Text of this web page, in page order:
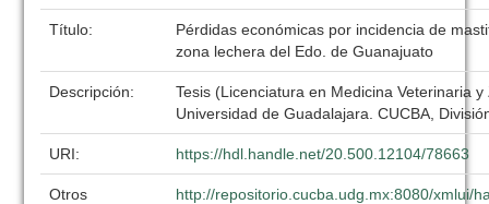
Título:
Pérdidas económicas por incidencia de
zona lechera del Edo. de Guanajuato
Descripción:
Tesis (Licenciatura en Medicina Veterinaria
Universidad de Guadalajara. CUCBA,
URI: https://hdl.handle.net/20.500.12104/78663
Otros
http://repositorio.cucba.udg.mx:8080/xmlui/